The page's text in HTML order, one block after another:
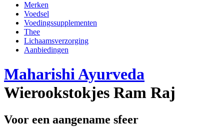
Merken
Voedsel
Voedingssupplementen
Thee
Lichaamsverzorging
Aanbiedingen
Maharishi Ayurveda
Wierookstokjes Ram Raj
Voor een aangename sfeer